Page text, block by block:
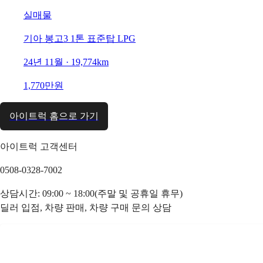
실매물
기아 봉고3 1톤 표준탑 LPG
24년 11월 · 19,774km
1,770만원
아이트럭 홈으로 가기
아이트럭 고객센터
0508-0328-7002
상담시간: 09:00 ~ 18:00(주말 및 공휴일 휴무)
딜러 입점, 차량 판매, 차량 구매 문의 상담